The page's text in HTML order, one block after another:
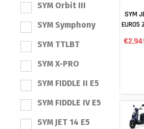
SYM Orbit III
SYM Symphony
SYM TTLBT
SYM X-PRO
SYM FIDDLE II E5
SYM FIDDLE IV E5
SYM JET 14 E5
SYM
€